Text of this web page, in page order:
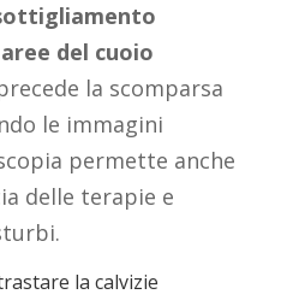
del cuoio
la scomparsa
le immagini
permette anche
delle terapie e
la calvizie